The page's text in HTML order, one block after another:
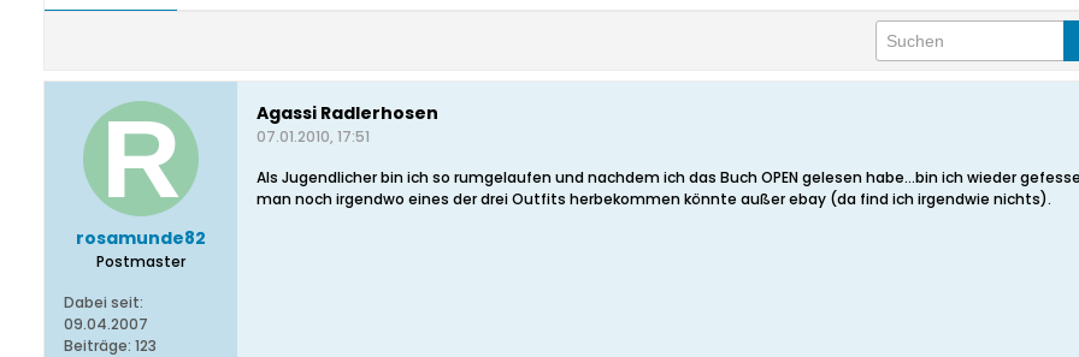
rosamunde82
Postmaster
Dabei seit:
09.04.2007
Beiträge: 123
Agassi Radlerhosen
07.01.2010, 17:51
Als Jugendlicher bin ich so rumgelaufen und nachdem ich das Buch OPEN gelesen habe...bin ich wieder
man noch irgendwo eines der drei Outfits herbekommen könnte außer ebay (da find ich irgendwie nichts).